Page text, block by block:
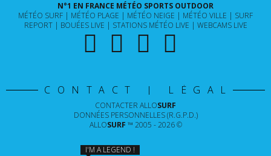
N°1 EN FRANCE MÉTÉO SPORTS OUTDOOR
MÉTÉO SURF
MÉTÉO PLAGE MÉTÉO NEIGE MÉTÉO VILLE
SURF
REPORT
BOUÉES LIVE STATIONS MÉTÉO LIVE WEBCAMS LIVE
CONTACT | LÉGAL
CONTACTER ALLOSURF
DONNÉES PERSONNELLES (R.G.P.D.)
ALLOSURF ™ 2005 - 2026 ©
I'M A LEGEND !